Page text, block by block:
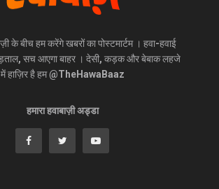
के बीच हम करेंगे खबरों का पोस्टमार्टम । हवा-हवाई
सच आएगा बाहर । देसी, कड़क और बेबाक लहजे
में हाज़िर है हम @TheHawaBaaz
हमारा हवाबाज़ी अड्डा